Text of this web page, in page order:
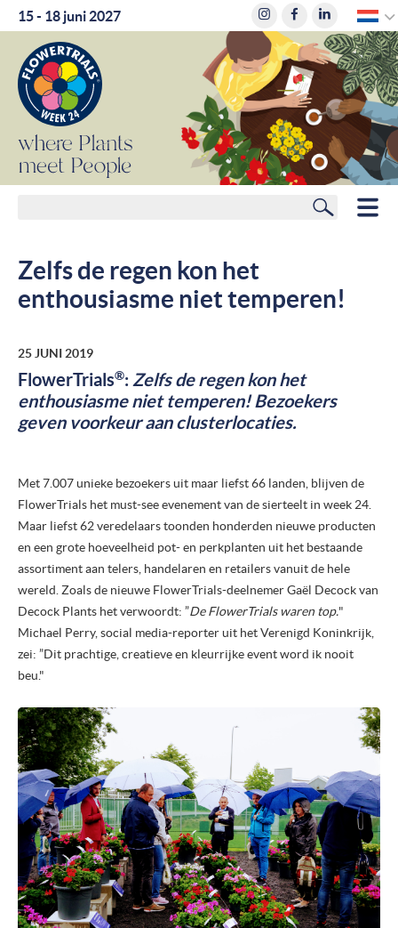
15 - 18 juni 2027
HOTELS
NIEUWS
PERSBERICHTEN
MEDIA
VIDEO REPORTS
HIGHLIGHT VIDEO'S
HIGHLIGHTS 2026
FOTO'S
OVER FLOWERTRIALS®
CONTACT
where
Plants
meet
People
Zelfs de regen kon het
enthousiasme niet temperen!
25 JUNI 2019
FlowerTrials®: Zelfs de regen kon het
enthousiasme niet temperen! Bezoekers
geven voorkeur aan clusterlocaties.
Met 7.007 unieke bezoekers uit maar liefst 66 landen, blijven de
FlowerTrials het must-see evenement van de sierteelt in week 24.
Maar liefst 62 veredelaars toonden honderden nieuwe producten
en een grote hoeveelheid pot- en perkplanten uit het bestaande
assortiment aan telers, handelaren en retailers vanuit de hele
wereld. Zoals de nieuwe FlowerTrials-deelnemer Gaël Decock van
Decock Plants het verwoordt: ”De FlowerTrials waren top."
Michael Perry, social media-reporter uit het Verenigd Koninkrijk,
zei: ”Dit prachtige, creatieve en kleurrijke event word ik nooit
beu."